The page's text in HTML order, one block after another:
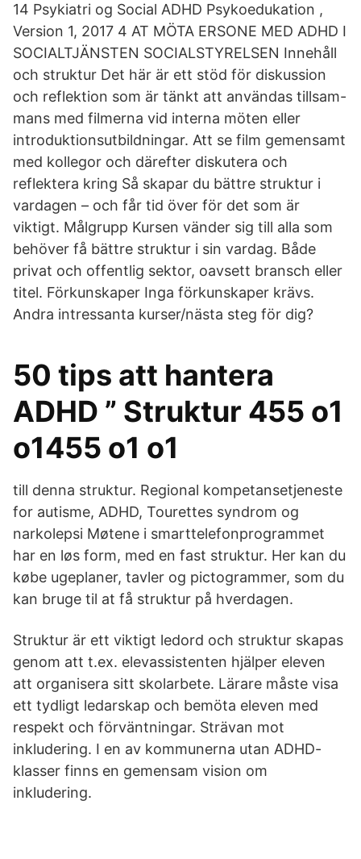
14 Psykiatri og Social ADHD Psykoedukation ,
Version 1, 2017 4 AT MÖTA ERSONE MED ADHD I
SOCIALTJÄNSTEN SOCIALSTYRELSEN Innehåll
och struktur Det här är ett stöd för diskussion
och reflektion som är tänkt att användas tillsam-
mans med filmerna vid interna möten eller
introduktionsutbildningar. Att se film gemensamt
med kollegor och därefter diskutera och
reflektera kring Så skapar du bättre struktur i
vardagen – och får tid över för det som är
viktigt. Målgrupp Kursen vänder sig till alla som
behöver få bättre struktur i sin vardag. Både
privat och offentlig sektor, oavsett bransch eller
titel. Förkunskaper Inga förkunskaper krävs.
Andra intressanta kurser/nästa steg för dig?
50 tips att hantera
ADHD ” Struktur 455 o1
o1455 o1 o1
till denna struktur. Regional kompetansetjeneste
for autisme, ADHD, Tourettes syndrom og
narkolepsi Møtene i smarttelefonprogrammet
har en løs form, med en fast struktur. Her kan du
købe ugeplaner, tavler og pictogrammer, som du
kan bruge til at få struktur på hverdagen.
Struktur är ett viktigt ledord och struktur skapas
genom att t.ex. elevassistenten hjälper eleven
att organisera sitt skolarbete. Lärare måste visa
ett tydligt ledarskap och bemöta eleven med
respekt och förväntningar. Strävan mot
inkludering. I en av kommunerna utan ADHD-
klasser finns en gemensam vision om
inkludering.